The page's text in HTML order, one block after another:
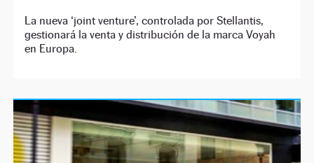
La nueva ‘joint venture’, controlada por Stellantis,
gestionará la venta y distribución de la marca Voyah
en Europa.